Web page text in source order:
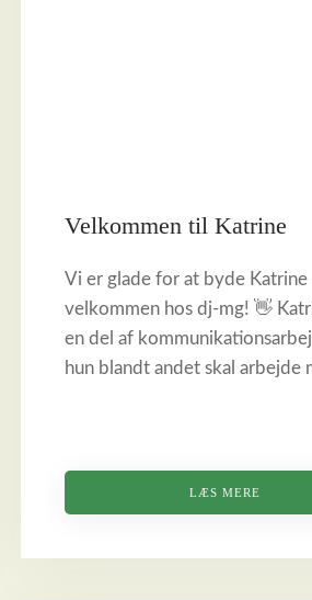
Velkommen til Katrine
Vi er glade for at byde Katrine
velkommen hos dj-mg! 👋
en del af
hun blandt andet skal arbejde
LÆS MERE